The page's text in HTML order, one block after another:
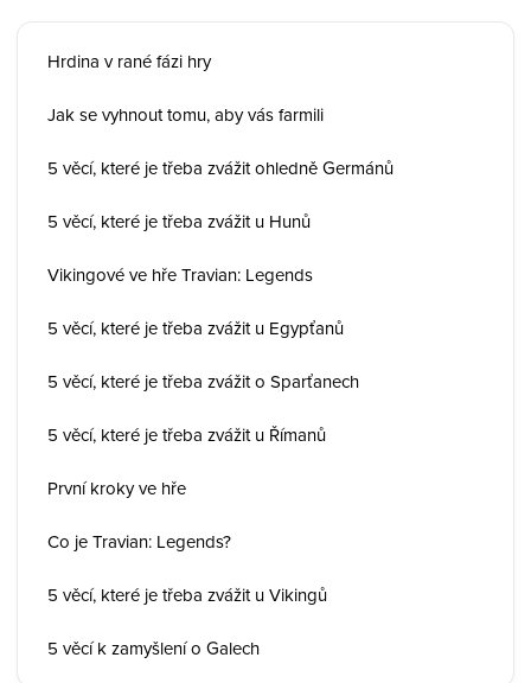
Hrdina v rané fázi hry
Jak se vyhnout tomu, aby vás farmili
5 věcí, které je třeba zvážit ohledně Germánů
5 věcí, které je třeba zvážit u Hunů
Vikingové ve hře Travian: Legends
5 věcí, které je třeba zvážit u Egypťanů
5 věcí, které je třeba zvážit o Sparťanech
5 věcí, které je třeba zvážit u Římanů
První kroky ve hře
Co je Travian: Legends?
5 věcí, které je třeba zvážit u Vikingů
5 věcí k zamyšlení o Galech